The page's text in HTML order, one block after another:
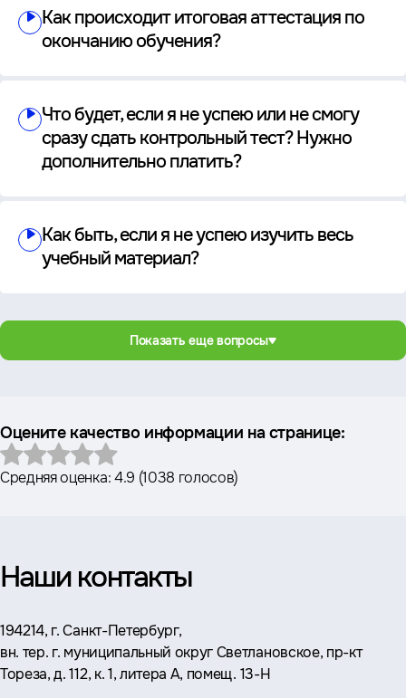
Как происходит итоговая аттестация по
окончанию обучения?
Что будет, если я не успею или не смогу
сразу сдать контрольный тест? Нужно
дополнительно платить?
Как быть, если я не успею изучить весь
учебный материал?
Показать еще вопросы
Оцените качество информации на странице:
Средняя оценка:4.9 (1038 голосов)
Наши контакты
Адрес:
194214, г. Санкт-Петербург,
вн. тер. г. муниципальный округ Светлановское, пр-кт
Тореза, д. 112, к. 1, литера А, помещ. 13-Н